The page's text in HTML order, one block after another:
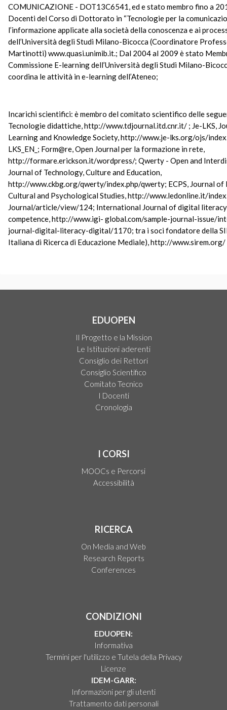
COMUNICAZIONE - DOT13C6541, ed e stato membro fino a
Docenti del Corso di Dottorato in “Tecnologie per la
l’informazione applicate alla società della conoscenza e ai
dell’Università degli Studi Milano-Bicocca (Coordinatore
Martinotti) www.quasi.unimib.it.; Dal 2004 al 2009 è stato
Commissione E-learning dell’Università degli Studi Milano-
coordina le attività in e-learning dell’Ateneo;
Incarichi scientifici: è membro del comitato scientifico delle
Tecnologie didattiche, http://www.tdjournal.itd.cnr.it/ ; Je-LKS,
Learning and Knowledge Society, http://www.je-lks.org/ojs/
LKS_EN_; Form@re, Open Journal per la formazione in rete,
http://formare.erickson.it/wordpress/; Qwerty - Open and
Journal of Technology, Culture and Education,
http://www.ckbg.org/qwerty/index.php/qwerty; ECPS, Journal of
Cultural and Psychological Studies, http://www.ledonline.it/
Journal/article/view/124; International Journal of digital
competence, http://www.igi- global.com/sample-journal-issue/
journal-digital-literacy-digital/1170; tra i soci fondatore della
Italiana di Ricerca di Educazione Mediale), http://www.sirem.org/
EDUOPEN
Il Progetto e la Mission
Le Istituzioni aderenti
Consiglio dei Rettori
Consiglio Scientifico
Comitato Tecnico
I Docenti
Cronologia
I CORSI
MOOCs e Percorsi
Accessibilità
RICERCA
On Media and Web
Research Reports
Conferences
CONDIZIONI
EDUOPEN:
Informativa
Termini per l'utilizzo e Tutela della Privacy
Licenze
IDEM-GARR:
Informazioni per gli utenti
Trattamento dati personali